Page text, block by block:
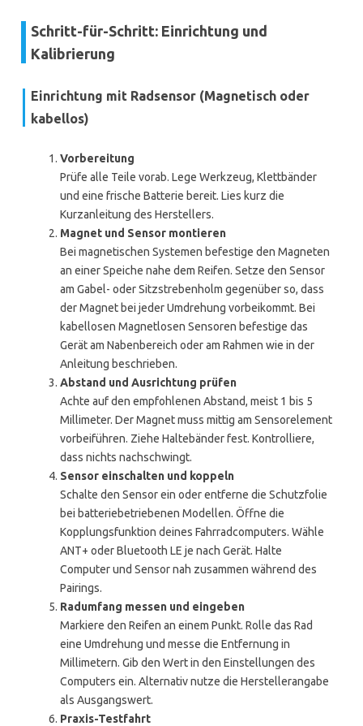
Schritt-für-Schritt: Einrichtung und
Kalibrierung
Einrichtung mit Radsensor (Magnetisch oder
kabellos)
Vorbereitung
Prüfe alle Teile vorab. Lege Werkzeug, Klettbänder
und eine frische Batterie bereit. Lies kurz die
Kurzanleitung des Herstellers.
Magnet und Sensor montieren
Bei magnetischen Systemen befestige den Magneten
an einer Speiche nahe dem Reifen. Setze den Sensor
am Gabel- oder Sitzstrebenholm gegenüber so, dass
der Magnet bei jeder Umdrehung vorbeikommt. Bei
kabellosen Magnetlosen Sensoren befestige das
Gerät am Nabenbereich oder am Rahmen wie in der
Anleitung beschrieben.
Abstand und Ausrichtung prüfen
Achte auf den empfohlenen Abstand, meist 1 bis 5
Millimeter. Der Magnet muss mittig am Sensorelement
vorbeiführen. Ziehe Haltebänder fest. Kontrolliere,
dass nichts nachschwingt.
Sensor einschalten und koppeln
Schalte den Sensor ein oder entferne die Schutzfolie
bei batteriebetriebenen Modellen. Öffne die
Kopplungsfunktion deines Fahrradcomputers. Wähle
ANT+ oder Bluetooth LE je nach Gerät. Halte
Computer und Sensor nah zusammen während des
Pairings.
Radumfang messen und eingeben
Markiere den Reifen an einem Punkt. Rolle das Rad
eine Umdrehung und messe die Entfernung in
Millimetern. Gib den Wert in den Einstellungen des
Computers ein. Alternativ nutze die Herstellerangabe
als Ausgangswert.
Praxis-Testfahrt